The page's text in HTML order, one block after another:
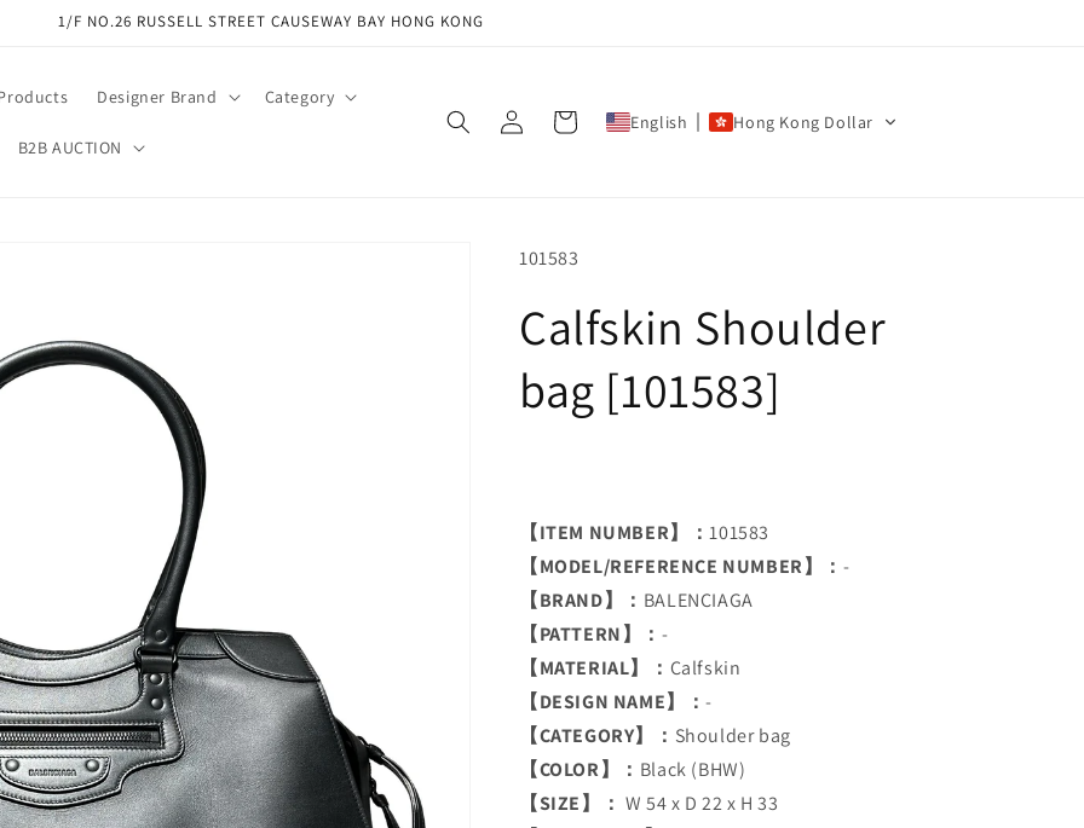
1/F NO.26 RUSSELL STREET CAUSEWAY BAY HONG KONG
Designer Brand Category
B2B AUCTION
Log
in
Cart English Hong Kong Dollar
SKU:
101583
Calfskin Shoulder
bag [101583]
【ITEM NUMBER】：101583
【MODEL/REFERENCE NUMBER】： -
【BRAND】： BALENCIAGA
【PATTERN】： -
【MATERIAL】： Calfskin
【DESIGN NAME】：-
【CATEGORY】： Shoulder bag
【COLOR】： Black (BHW)
【SIZE】： W 54 x D 22 x H 33